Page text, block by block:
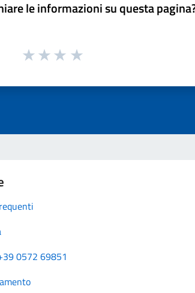
le informazioni su questa
0572 69851